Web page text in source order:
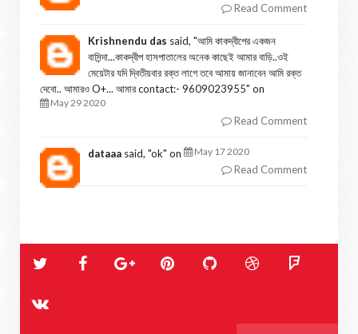
Read Comment
Krishnendu das said, "আমি কাকদ্বীপের একজন
বাসিন্দা...কাকদ্বীপ হাসপাতালের অনেক কাছেই আমার বাড়ি..ওই
মেয়েটার যদি দ্বিতীয়বার রক্ত লাগে তবে আমায় জানাবেন আমি রক্ত
দেবো.. আমারও O+... আমার contact:- 9609023955" on
May 29 2020
Read Comment
dataaa said, "ok" on May 17 2020
Read Comment